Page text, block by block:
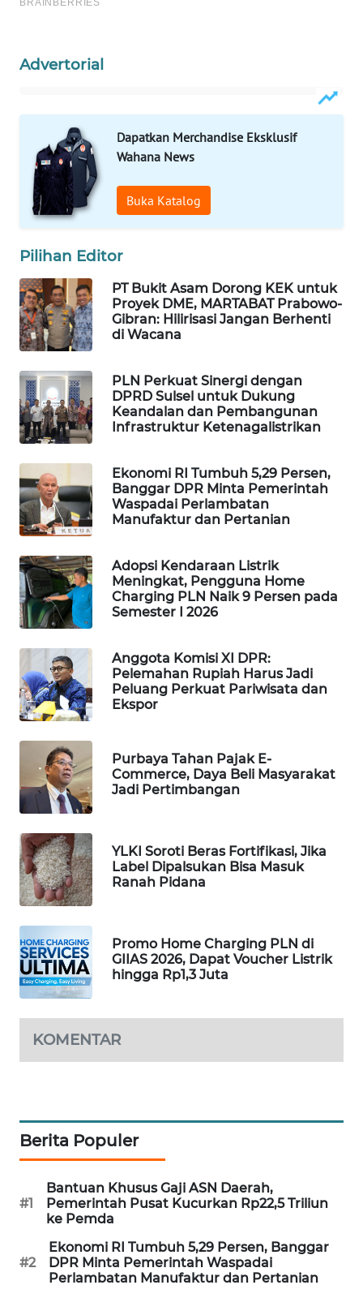
Advertorial
Dapatkan Merchandise Eksklusif
Wahana News
Buka Katalog
Pilihan Editor
PT Bukit Asam Dorong KEK untuk
Proyek DME, MARTABAT Prabowo-
Gibran: Hilirisasi Jangan Berhenti
di Wacana
PLN Perkuat Sinergi dengan
DPRD Sulsel untuk Dukung
Keandalan dan Pembangunan
Infrastruktur Ketenagalistrikan
Ekonomi RI Tumbuh 5,29 Persen,
Banggar DPR Minta Pemerintah
Waspadai Perlambatan
Manufaktur dan Pertanian
Adopsi Kendaraan Listrik
Meningkat, Pengguna Home
Charging PLN Naik 9 Persen pada
Semester I 2026
Anggota Komisi XI DPR:
Pelemahan Rupiah Harus Jadi
Peluang Perkuat Pariwisata dan
Ekspor
Purbaya Tahan Pajak E-
Commerce, Daya Beli Masyarakat
Jadi Pertimbangan
YLKI Soroti Beras Fortifikasi, Jika
Label Dipalsukan Bisa Masuk
Ranah Pidana
Promo Home Charging PLN di
GIIAS 2026, Dapat Voucher Listrik
hingga Rp1,3 Juta
KOMENTAR
Berita Populer
#1
Bantuan Khusus Gaji ASN Daerah,
Pemerintah Pusat Kucurkan Rp22,5 Triliun
ke Pemda
#2
Ekonomi RI Tumbuh 5,29 Persen, Banggar
DPR Minta Pemerintah Waspadai
Perlambatan Manufaktur dan Pertanian
TV
ID
WAHANANEWS
CO ID
WAHANANEWS
NET
WAHANA
SPORT
WAHANA
UMKM
WAHANA
SELEB
WAHANA
PERSONA
WAHANA
OTOMOTIF
WAHANA
WAHANA
DESA
WISATA
LAPAK
WAHANA
Network
KONSUMEN
LISTRIK
MASYARAKAT
KELISTRIKAN
WALINKI
ID
MAWAKA
ID
NET
MKLI
LPKKI
KOPEKLIN